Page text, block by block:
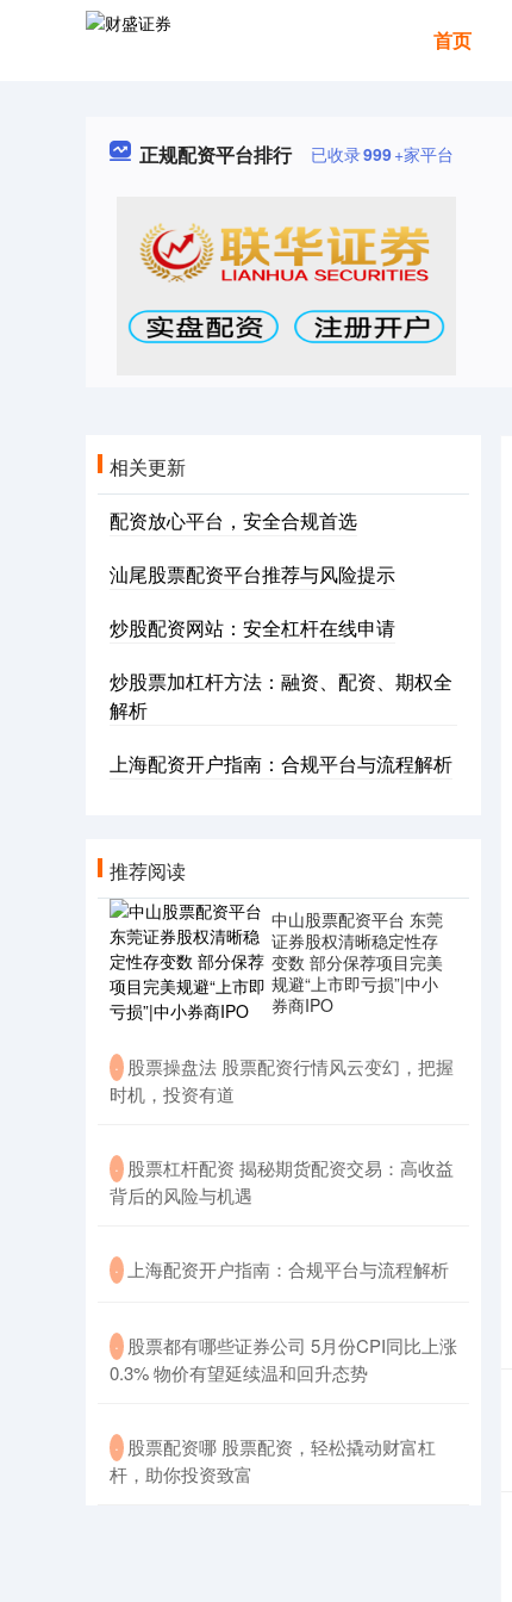
首页
正规配资平台排行 已收录999+家平台
相关更新
配资放心平台，安全合规首选
汕尾股票配资平台推荐与风险提示
炒股配资网站：安全杠杆在线申请
炒股票加杠杆方法：融资、配资、期权全
解析
上海配资开户指南：合规平台与流程解析
推荐阅读
中山股票配资平台 东莞
证券股权清晰稳定性存
变数 部分保荐项目完美
规避“上市即亏损”|中小
券商IPO
· ​股票操盘法 股票配资行情风云变幻，把握
时机，投资有道
· ​股票杠杆配资 揭秘期货配资交易：高收益
背后的风险与机遇
· ​上海配资开户指南：合规平台与流程解析
· ​股票都有哪些证券公司 5月份CPI同比上涨
0.3% 物价有望延续温和回升态势
· ​股票配资哪 股票配资，轻松撬动财富杠
杆，助你投资致富